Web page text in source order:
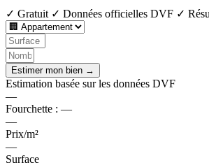
✓ Gratuit ✓ Données officielles DVF ✓
Estimer mon bien →
Estimation basée sur les données DVF
—
Fourchette : —
—
Prix/m²
—
Surface